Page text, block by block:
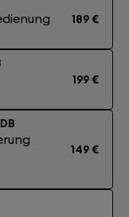
189 €
199 €
149 €